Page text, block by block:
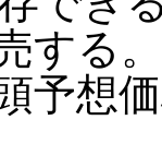
する
予想